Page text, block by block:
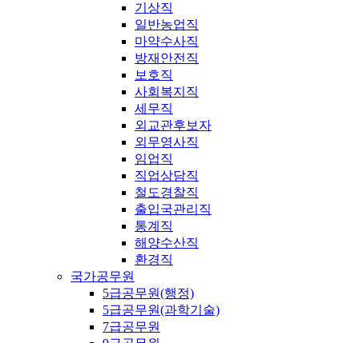
기상직
일반농업직
마약수사직
방재안전직
보호직
사회복지직
세무직
외교관후보자
외무영사직
임업직
직업상담직
철도경찰직
출입국관리직
통계직
해양수산직
환경직
국가공무원
5급공무원(행정)
5급공무원(과학기술)
7급공무원